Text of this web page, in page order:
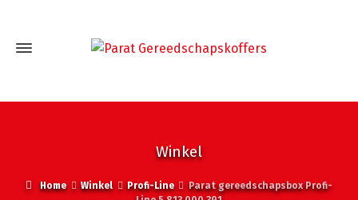
Winkel
Home Winkel Profi-Line
Parat gereedschapsbox Profi-